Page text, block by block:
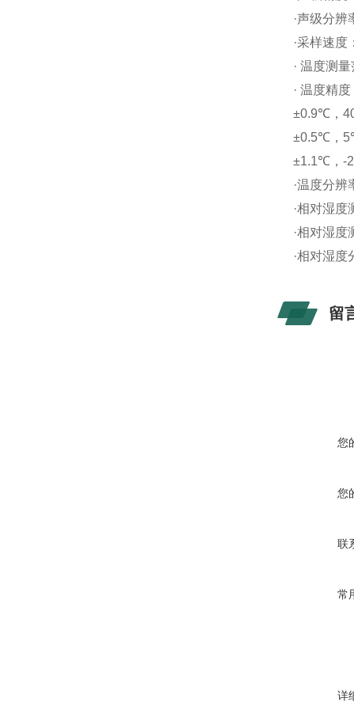
·声级分辨
·采样速
· 温度测
· 温度精度
±0.9℃，
±0.5℃，
±1.1℃，-
·温度分
·相对湿度
·相对湿
·相对湿度
留
您
您
联
常
详